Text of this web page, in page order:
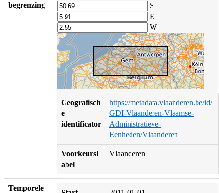
begrenzing
S
E
W
Geografisch
e
identificator
https://metadata.vlaanderen.be/id/
GDI-Vlaanderen-Vlaamse-
Administratieve-
Eenheden/Vlaanderen
Voorkeursl
abel
Vlaanderen
Temporele